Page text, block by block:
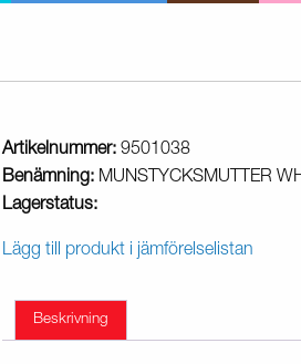
Artikelnummer: 9501038
Benämning: MUNSTYCKSMUTTER
Lagerstatus:
Lägg till produkt i jämförelselistan
Beskrivning